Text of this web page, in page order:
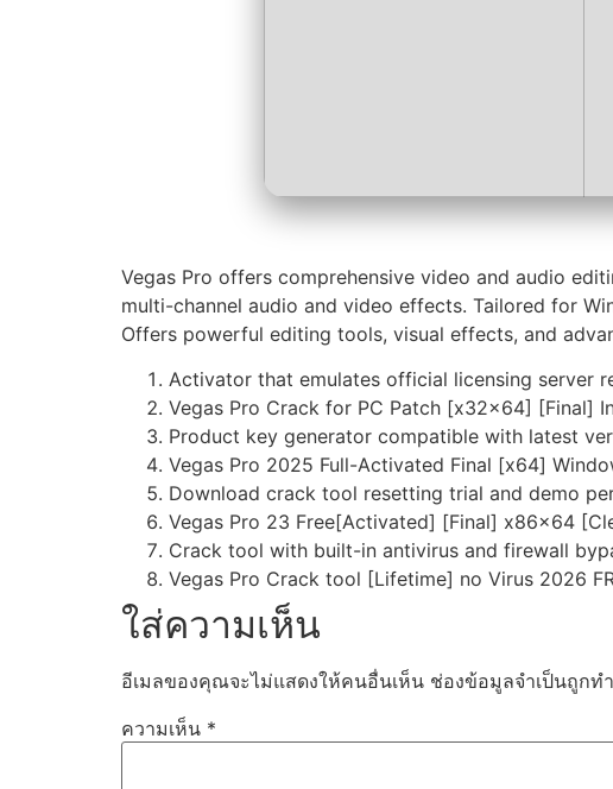
Vegas Pro offers comprehensive video and audio
multi-channel audio and video effects. Tailored for
Offers powerful editing tools, visual effects, and
Activator that emulates official licensing server
Vegas Pro Crack for PC Patch [x32x64] [Final]
Product key generator compatible with latest
Vegas Pro 2025 Full-Activated Final [x64]
Download crack tool resetting trial and demo
Vegas Pro 23 Free[Activated] [Final] x86x64
Crack tool with built-in antivirus and firewall
Vegas Pro Crack tool [Lifetime] no Virus 2026
ใส่ความเห็น
อีเมลของคุณจะไม่แสดงให้คนอื่นเห็น ช่องข้อมูลจำเป็นถูกท
ความเห็น *